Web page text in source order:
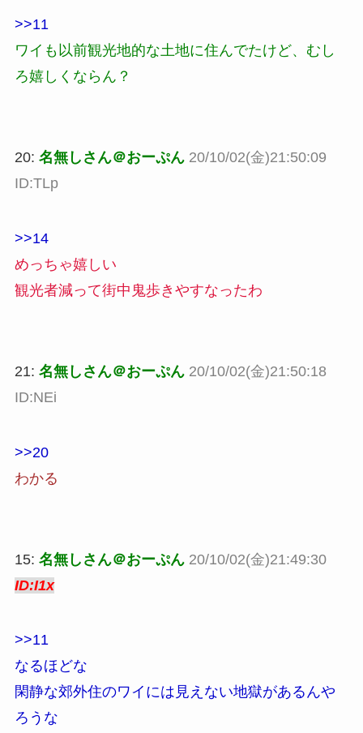
>>11
ワイも以前観光地的な土地に住んでたけど、むし
ろ嬉しくならん？
20: 名無しさん＠おーぷん 20/10/02(金)21:50:09
ID:TLp
>>14
めっちゃ嬉しい
観光者減って街中鬼歩きやすなったわ
21: 名無しさん＠おーぷん 20/10/02(金)21:50:18
ID:NEi
>>20
わかる
15: 名無しさん＠おーぷん 20/10/02(金)21:49:30
ID:I1x
>>11
なるほどな
閑静な郊外住のワイには見えない地獄があるんや
ろうな